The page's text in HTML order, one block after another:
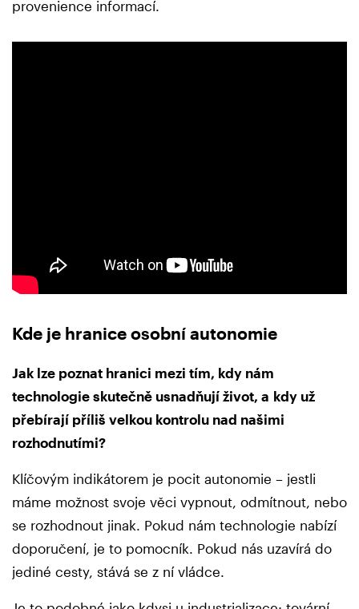
provenience informací.
Kde je hranice osobní autonomie
Jak lze poznat hranici mezi tím, kdy nám
technologie skutečně usnadňují život, a kdy už
přebírají příliš velkou kontrolu nad našimi
rozhodnutími?
Klíčovým indikátorem je pocit autonomie – jestli
máme možnost svoje věci vypnout, odmítnout, nebo
se rozhodnout jinak. Pokud nám technologie nabízí
doporučení, je to pomocník. Pokud nás uzavírá do
jediné cesty, stává se z ní vládce.